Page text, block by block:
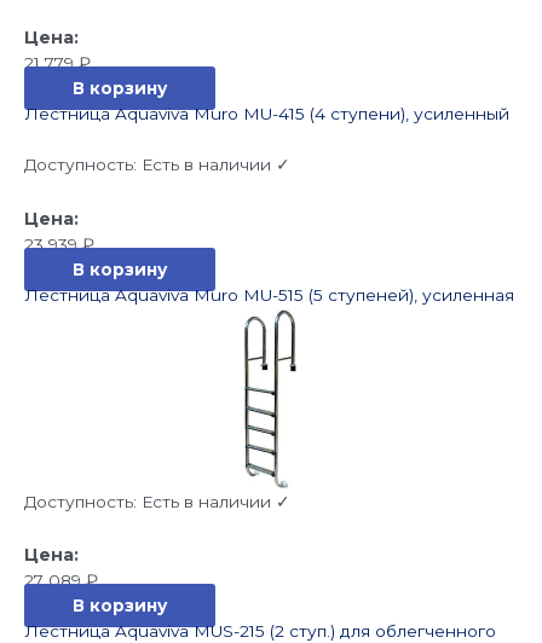
21 779₽
В корзину
Лестница Aquaviva Muro MU-415 (4 ступени), усиленный
Доступность: Есть в наличии ✓
23 939₽
В корзину
Лестница Aquaviva Muro MU-515 (5 ступеней), усиленная
Доступность: Есть в наличии ✓
27 089₽
В корзину
Лестница Aquaviva MUS-215 (2 ступ.) для облегченного